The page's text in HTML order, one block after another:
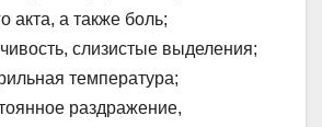
акта, а также боль;
слизистые выделения;
температура;
раздражение,